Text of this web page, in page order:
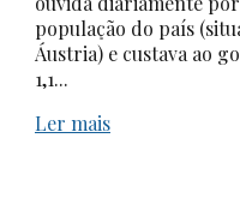
população do país
Áustria) e custava ao
1,1...
Ler mais